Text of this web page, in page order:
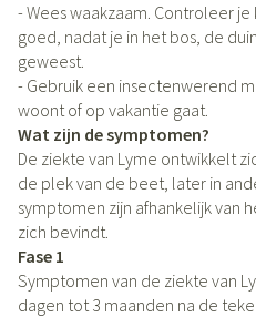
- Wees waakzaam. Controleer
goed, nadat je in het bos, de
geweest.
- Gebruik een insectenwerend
woont of op vakantie gaat.
Wat zijn de symptomen?
De ziekte van Lyme ontwikkelt
de plek van de beet, later in
symptomen zijn afhankelijk van
zich bevindt.
Fase 1
Symptomen van de ziekte van
dagen tot 3 maanden na de